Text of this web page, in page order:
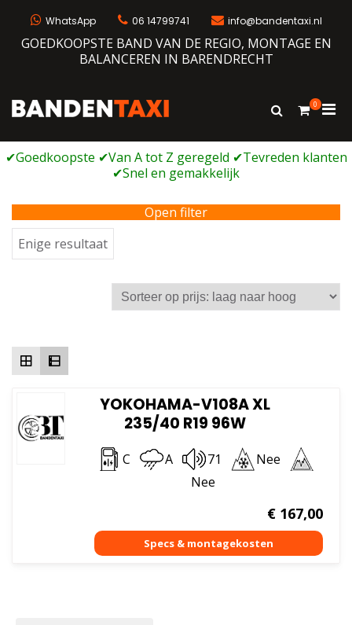
WhatsApp 06 14799741 info@bandentaxi.nl
GOEDKOOPSTE BAND VAN DE REGIO, MONTAGE EN
BALANCEREN IN BARENDRECHT
Bandengarage met eigen webshop
Toon
0
voor
Open filter
Enige resultaat
YOKOHAMA-V108A XL
235/40 R19 96W
C A 71
Nee
Nee
€167,00